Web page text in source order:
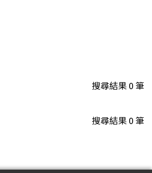
搜尋結果0筆
搜尋結果0筆